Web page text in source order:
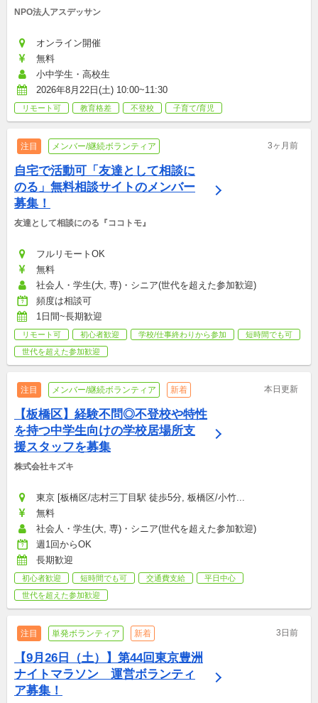
NPO法人アスデッサン
オンライン開催
無料
小中学生・高校生
2026年8月22日(土) 10:00~11:30
リモート可 教育格差 不登校 子育て/育児
注目 メンバー/継続ボランティア 3ヶ月前
自宅で活動可「友達として相談に
のる」無料相談サイトのメンバー
募集！
友達として相談にのる『ココトモ』
フルリモートOK
無料
社会人・学生(大, 専)・シニア(世代を超えた参加歓迎)
頻度は相談可
1日間~長期歓迎
リモート可 初心者歓迎 学校/仕事終わりから参加
短時間でも可
世代を超えた参加歓迎
注目 メンバー/継続ボランティア 新着 本日更新
【板橋区】経験不問◎不登校や特性
を持つ中学生向けの学校居場所支
援スタッフを募集
株式会社キズキ
東京 [板橋区/志村三丁目駅 徒歩5分, 板橋区/小竹...
無料
社会人・学生(大, 専)・シニア(世代を超えた参加歓迎)
週1回からOK
長期歓迎
初心者歓迎 短時間でも可 交通費支給
平日中心
世代を超えた参加歓迎
注目 単発ボランティア 新着 3日前
【9月26日（土）】第44回東京豊洲
ナイトマラソン　運営ボランティ
ア募集！